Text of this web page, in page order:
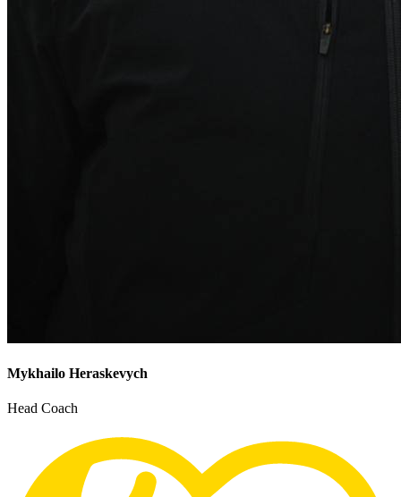
Mykhailo Heraskevych
Head Coach